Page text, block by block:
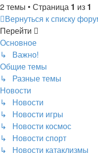
2 темы • Страница 1 из 1
Вернуться к списку
Перейти
Основное
↳ Важно!
Общие темы
↳ Разные темы
Новости
↳ Новости
↳ Новости игры
↳ Новости космос
↳ Новости спорт
↳ Новости катаклизмы